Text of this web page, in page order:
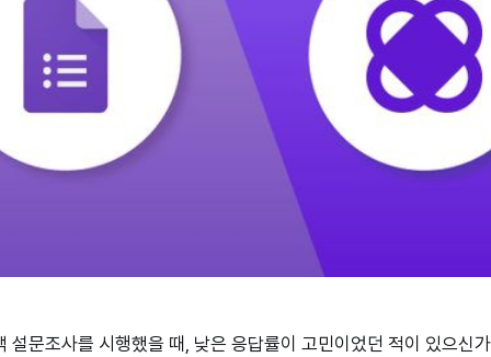
설문조사를 시행했을 때, 낮은 응답률이 고민이었던 적이 있으신